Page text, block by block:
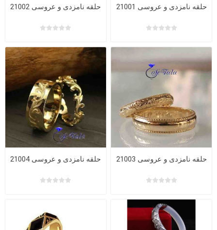
حلقه نامزدی و عروسی 21001 حلقه نامزدی و عروسی 21002
حلقه نامزدی و عروسی 21003 حلقه نامزدی و عروسی 21004